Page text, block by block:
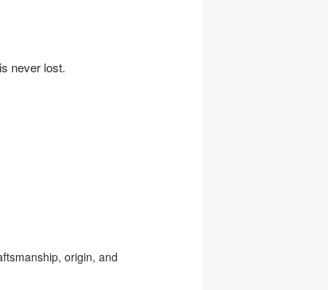
never lost.
origin, and